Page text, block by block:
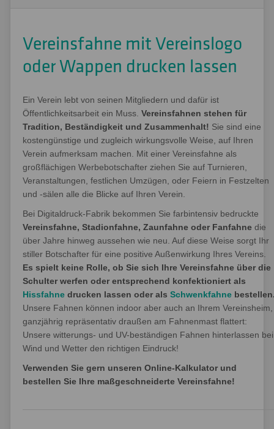
Vereinsfahne mit Vereinslogo
oder Wappen drucken lassen
Ein Verein lebt von seinen Mitgliedern und dafür ist
Öffentlichkeitsarbeit ein Muss. Vereinsfahnen stehen für
Tradition, Beständigkeit und Zusammenhalt! Sie sind eine
kostengünstige und zugleich wirkungsvolle Weise, auf Ihren
Verein aufmerksam machen. Mit einer Vereinsfahne als
großflächigen Werbebotschafter ziehen Sie auf Turnieren,
Veranstaltungen, festlichen Umzügen, oder Feiern in Festzelten
und -sälen alle die Blicke auf Ihren Verein.
Bei Digitaldruck-Fabrik bekommen Sie farbintensiv bedruckte
Vereinsfahne, Stadionfahne, Zaunfahne oder Fanfahne die
über Jahre hinweg aussehen wie neu. Auf diese Weise sorgt Ihr
stiller Botschafter für eine positive Außenwirkung Ihres Vereins.
Es spielt keine Rolle, ob Sie sich Ihre Vereinsfahne über die
Schulter werfen oder entsprechend konfektioniert als
Hissfahne drucken lassen oder als Schwenkfahne
Unsere Fahnen können indoor aber auch an Ihrem Vereinsheim,
ganzjährig repräsentativ draußen am Fahnenmast flattert:
Unsere witterungs- und UV-beständigen Fahnen hinterlassen bei
Wind und Wetter den richtigen Eindruck!
Verwenden Sie gern unseren Online-Kalkulator und
bestellen Sie Ihre maßgeschneiderte Vereinsfahne!